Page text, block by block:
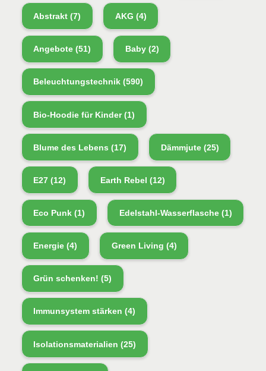
Abstrakt (7) AKG (4)
Angebote (51) Baby(2)
Beleuchtungstechnik (590)
Bio-Hoodie für Kinder(1)
Blume des Lebens (17) Dämmjute(25)
E27 (12) Earth Rebel (12)
Eco Punk (1) Edelstahl-Wasserflasche(1)
Energie (4) Green Living (4)
Grün schenken! (5)
Immunsystem stärken (4)
Isolationsmaterialien (25)